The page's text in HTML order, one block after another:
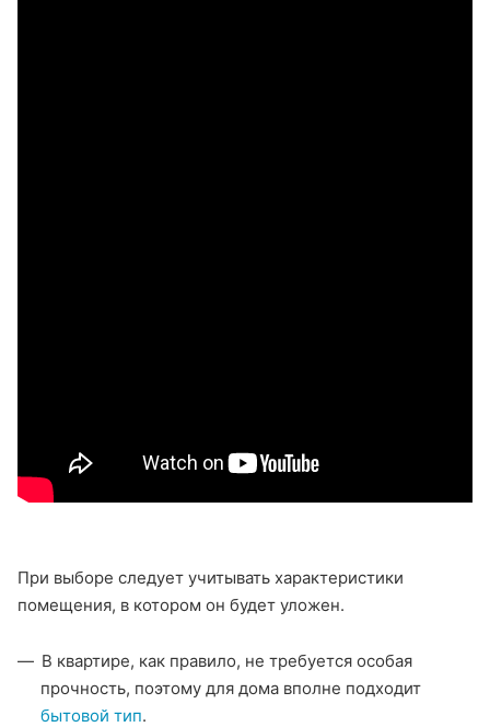
При выборе следует учитывать характеристики
помещения, в котором он будет уложен.
В квартире, как правило, не требуется особая
прочность, поэтому для дома вполне подходит
бытовой тип.